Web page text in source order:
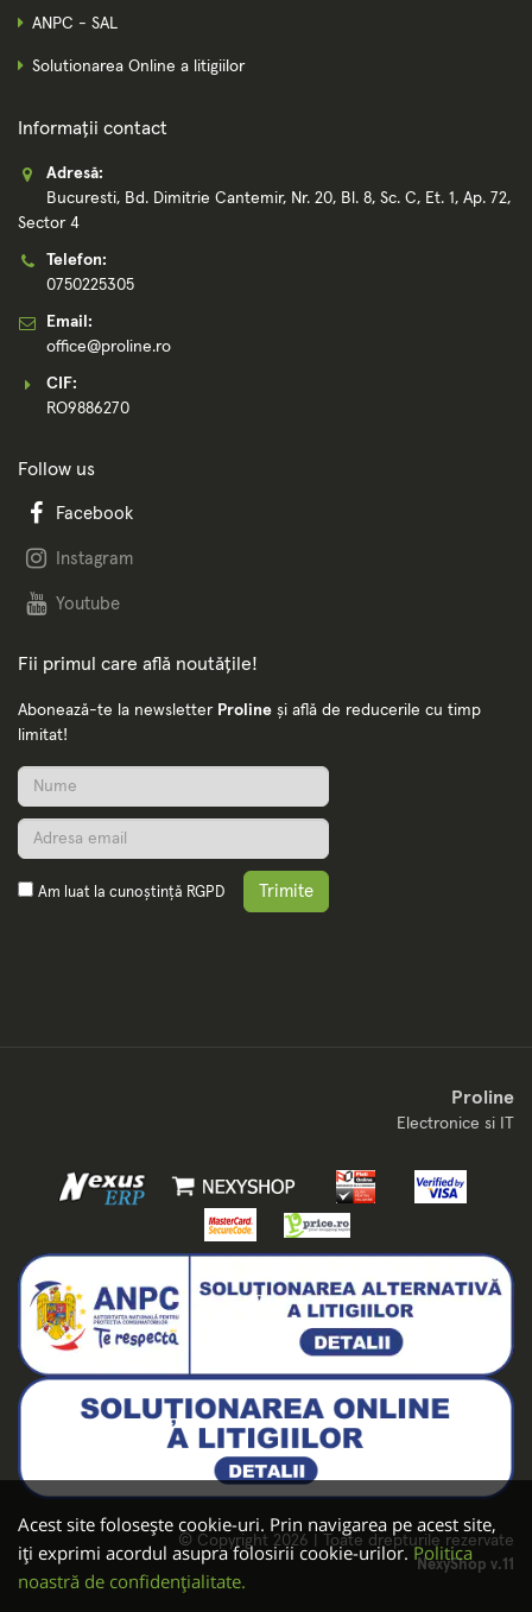
Acest site folosește cookie-uri. Prin navigarea pe acest site,
iți exprimi acordul asupra folosirii cookie-urilor.Politica
noastră de confidențialitate.
ANPC - SAL
Solutionarea Online a litigiilor
Informații contact
Adresă:
Bucuresti, Bd. Dimitrie Cantemir, Nr. 20, Bl. 8, Sc. C, Et. 1, Ap. 72,
Sector 4
Telefon:
0750225305
Email:
office@proline.ro
CIF:
RO9886270
Follow us
Facebook
Instagram
Youtube
Fii primul care află noutățile!
Abonează-te la newsletter Proline și află de reducerile cu timp
limitat!
Am luat la cunoștință RGPD Trimite
Proline
Electronice si IT
© Copyright 2026 | Toate drepturile rezervate
NexyShop v.11